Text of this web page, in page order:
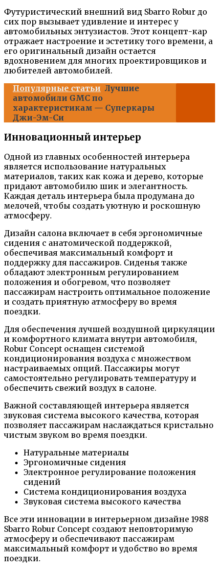
Футуристический внешний вид Sbarro Robur до
сих пор вызывает удивление и интерес у
автомобильных энтузиастов. Этот концепт-кар
отражает настроение и эстетику того времени, а
его оригинальный дизайн остается
вдохновением для многих проектировщиков и
любителей автомобилей.
Популярные статьи Лучшие
автомобили GMC по
характеристикам — Суперкары
Джи-Эм-Си
Инновационный интерьер
Одной из главных особенностей интерьера
является использование натуральных
материалов, таких как кожа и дерево, которые
придают автомобилю шик и элегантность.
Каждая деталь интерьера была продумана до
мелочей, чтобы создать уютную и роскошную
атмосферу.
Дизайн салона включает в себя эргономичные
сидения с анатомической поддержкой,
обеспечивая максимальный комфорт и
поддержку для пассажиров. Сиденья также
обладают электронным регулированием
положения и обогревом, что позволяет
пассажирам настроить оптимальное положение
и создать приятную атмосферу во время
поездки.
Для обеспечения лучшей воздушной циркуляции
и комфортного климата внутри автомобиля,
Robur Concept оснащен системой
кондиционирования воздуха с множеством
настраиваемых опций. Пассажиры могут
самостоятельно регулировать температуру и
обеспечить свежий воздух в салоне.
Важной составляющей интерьера является
звуковая система высокого качества, которая
позволяет пассажирам наслаждаться кристально
чистым звуком во время поездки.
Натуральные материалы
Эргономичные сидения
Электронное регулирование положения
сидений
Система кондиционирования воздуха
Звуковая система высокого качества
Все эти инновации в интерьерном дизайне 1988
Sbarro Robur Concept создают неповторимую
атмосферу и обеспечивают пассажирам
максимальный комфорт и удобство во время
поездки.